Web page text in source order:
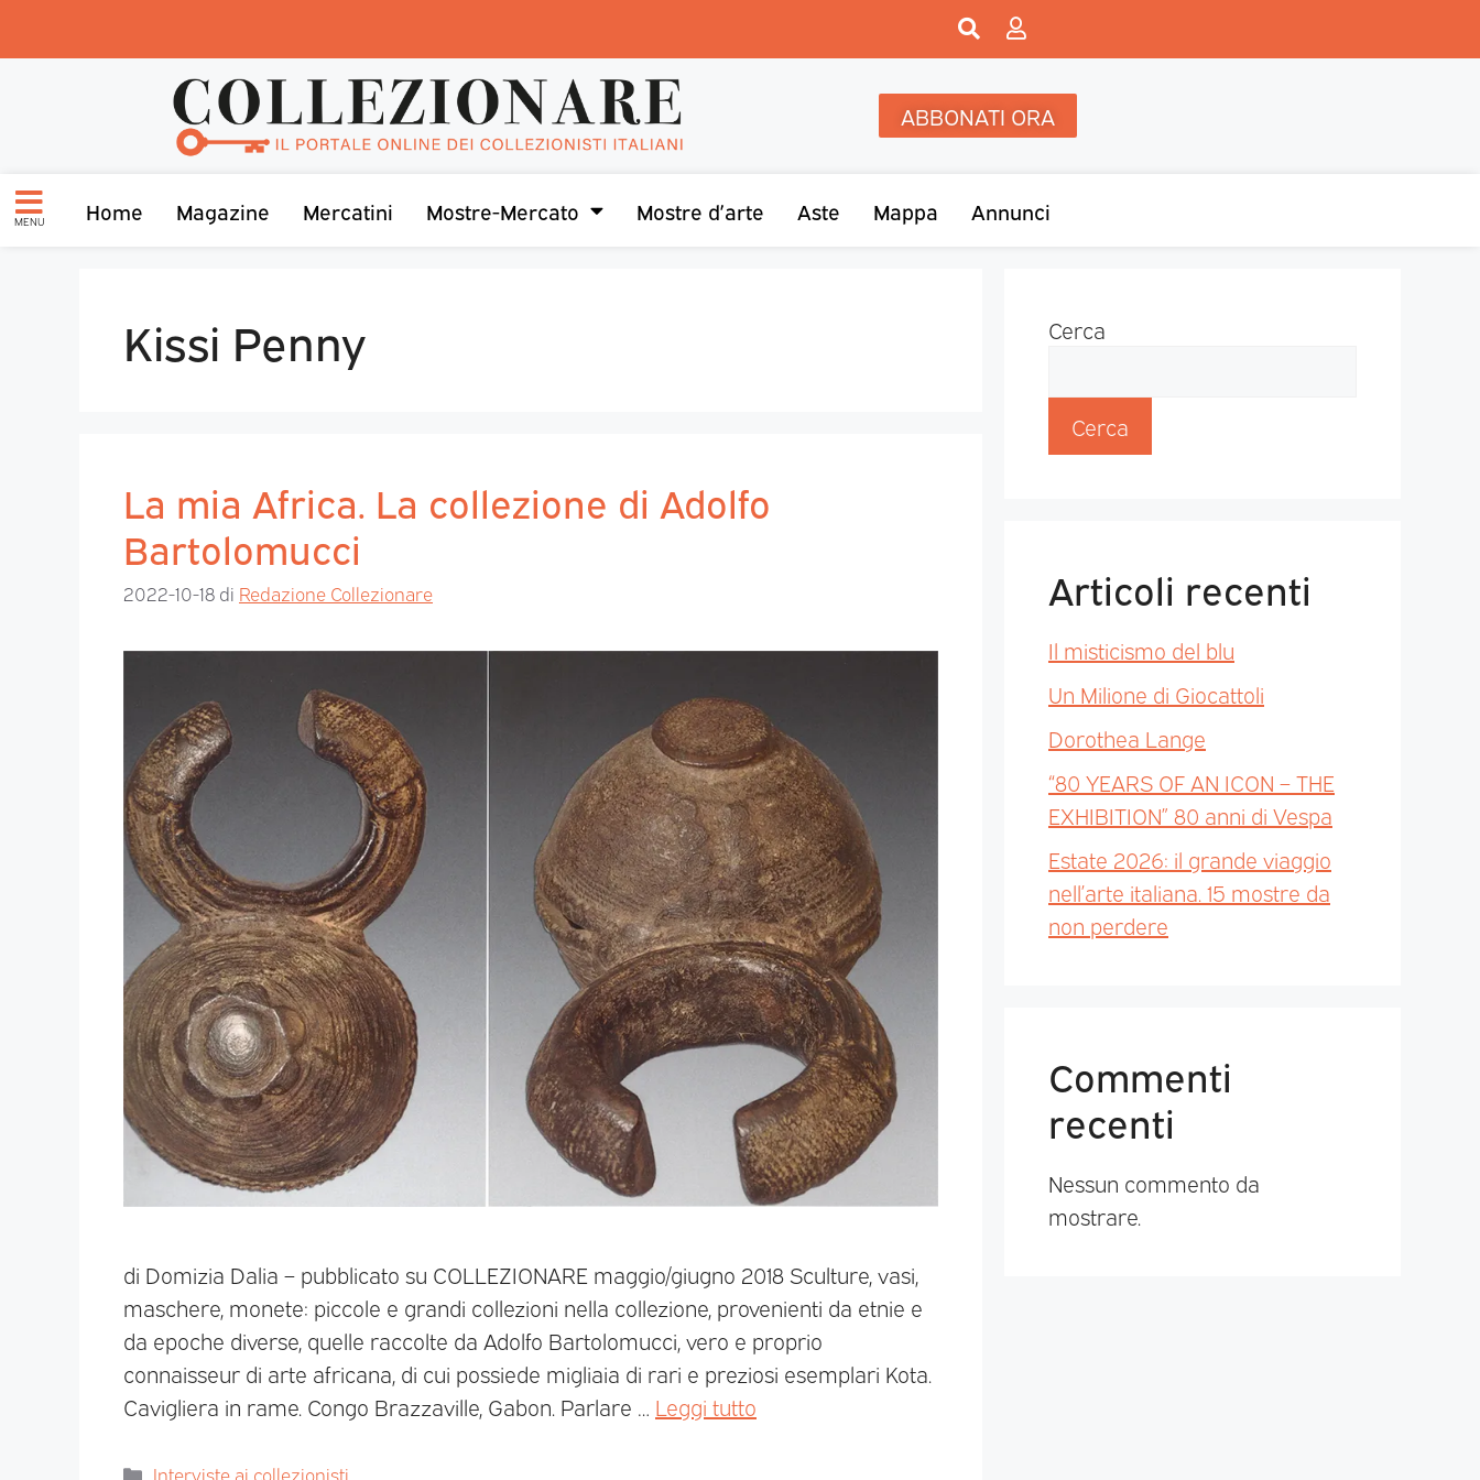
ABBONATI ORA
MENU Home Magazine Mercatini Mostre-Mercato Mostre d’arte Aste Mappa Annunci
Kissi Penny
La mia Africa. La collezione di Adolfo
Bartolomucci
2022-10-18 di Redazione Collezionare
di Domizia Dalia – pubblicato su COLLEZIONARE maggio/giugno 2018 Sculture, vasi,
maschere, monete: piccole e grandi collezioni nella collezione, provenienti da etnie e
da epoche diverse, quelle raccolte da Adolfo Bartolomucci, vero e proprio
connaisseur di arte africana, di cui possiede migliaia di rari e preziosi esemplari Kota.
Cavigliera in rame. Congo Brazzaville, Gabon. Parlare … Leggi tutto
Interviste ai collezionisti
Cerca
Cerca
Articoli recenti
Il misticismo del blu
Un Milione di Giocattoli
Dorothea Lange
“80 YEARS OF AN ICON – THE
EXHIBITION” 80 anni di Vespa
Estate 2026: il grande viaggio
nell’arte italiana. 15 mostre da
non perdere
Commenti
recenti
Nessun commento da
mostrare.